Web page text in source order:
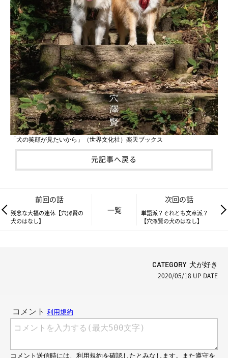
「犬の笑顔が見たいから」（世界文化社）楽天ブックス
元記事へ戻る
前回の話
残念な大福の連休【穴澤賢の
犬のはなし】
一覧
次回の話
単語派？それとも文章派？
【穴澤賢の犬のはなし】
CATEGORY 犬が好き
2020/05/18 UP DATE